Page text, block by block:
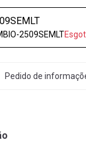
2509SEMLT
Pedido de